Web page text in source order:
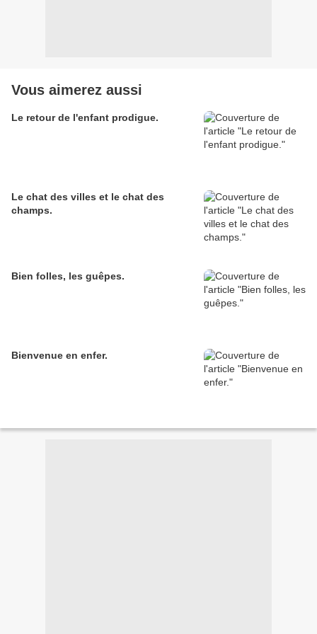
Vous aimerez aussi
Le retour de l'enfant prodigue.
Le chat des villes et le chat des
champs.
Bien folles, les guêpes.
Bienvenue en enfer.